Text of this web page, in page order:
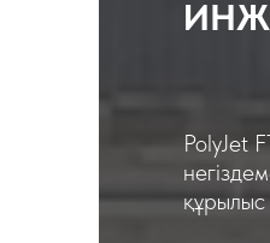
PolyJet
құрылыс